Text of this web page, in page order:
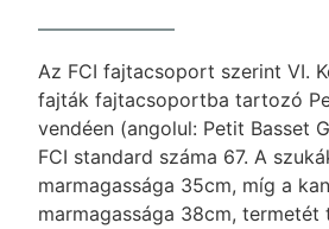
Az FCI fajtacsoport szerint VI.
fajták fajtacsoportba tartozó
vendéen (angolul: Petit Basset
FCI standard száma 67. A
marmagassága 35cm, míg a
marmagassága 38cm, termetét